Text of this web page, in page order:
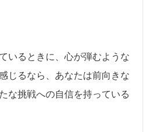
いるときに、心が弾むような
じるなら、あなたは前向きな
な挑戦への自信を持っている